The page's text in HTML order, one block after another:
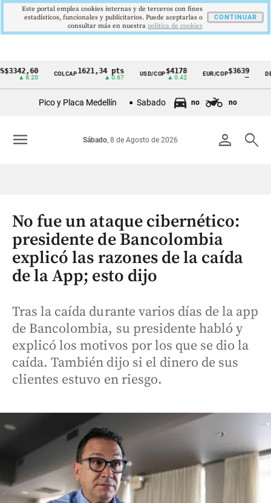
Cintillo
Colombia
COLCAP1621,34 pts USD/COP$4178
▲ 0.42
EUR/COP$3639
—
Pico y Placa Medellín Sabado no no
person search
Sábado, 8 de Agosto de 2026
menu
No fue un ataque cibernético:
presidente de Bancolombia
explicó las razones de la caída
de la App; esto dijo
Tras la caída durante varios días de la app
de Bancolombia, su presidente habló y
explicó los motivos por los que se dio la
caída. También dijo si el dinero de sus
clientes estuvo en riesgo.
Este portal emplea cookies internas y de terceros con fines
estadísticos, funcionales y publicitarios. Puede aceptarlas o
consultar más en nuestra politica de cookies
CONTINUAR